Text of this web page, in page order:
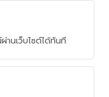
านเว็บไซต์ได้ทันที